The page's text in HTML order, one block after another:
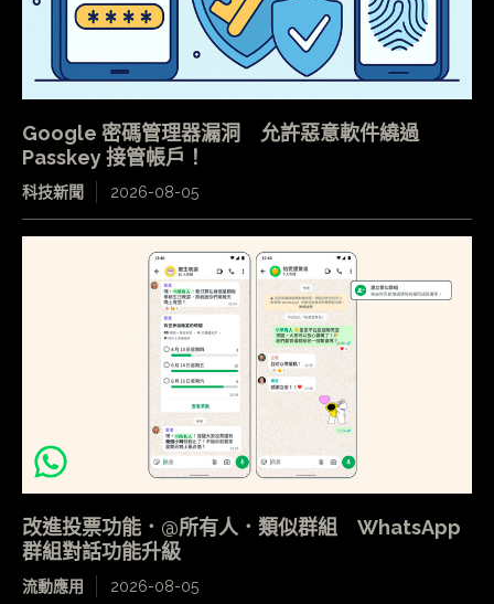
Google 密碼管理器漏洞 允許惡意軟件繞過
Passkey 接管帳戶！
科技新聞 2026-08-05
改進投票功能．@所有人．類似群組 WhatsApp
群組對話功能升級
流動應用 2026-08-05